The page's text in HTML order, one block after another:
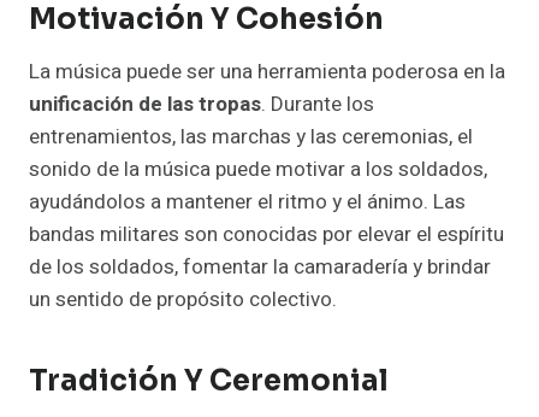
Motivación Y Cohesión
La música puede ser una herramienta poderosa en la
unificación de las tropas. Durante los
entrenamientos, las marchas y las ceremonias, el
sonido de la música puede motivar a los soldados,
ayudándolos a mantener el ritmo y el ánimo. Las
bandas militares son conocidas por elevar el espíritu
de los soldados, fomentar la camaradería y brindar
un sentido de propósito colectivo.
Tradición Y Ceremonial